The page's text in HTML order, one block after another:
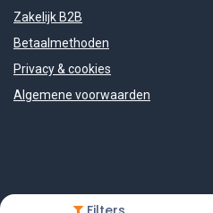
Zakelijk B2B
Betaalmethoden
Privacy & cookies
Algemene voorwaarden